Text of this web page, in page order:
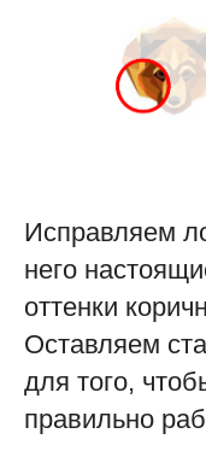
Исправляем
него
оттенки
Оставляем
для того,
правильно